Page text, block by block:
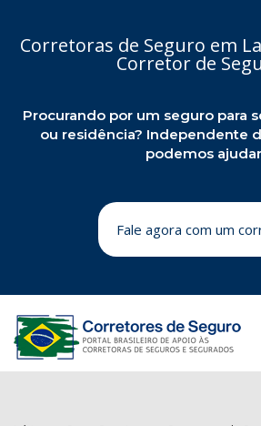
Corretoras de Seguro em
Corretor de
Procurando por um seguro para
ou residência? Independente
podemos ajudar
Fale agora com um